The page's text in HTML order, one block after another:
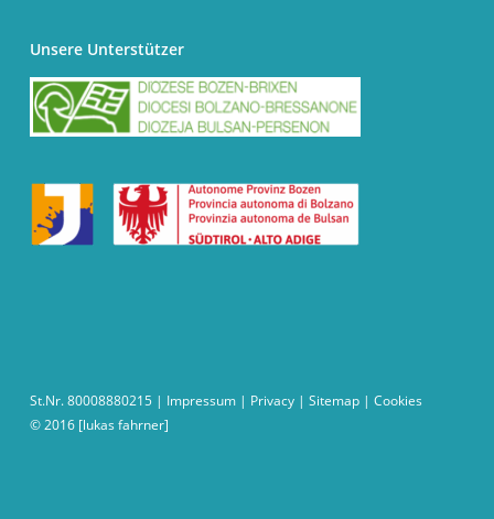
Unsere Unterstützer
St.Nr. 80008880215 | Impressum| Privacy| Sitemap| Cookies
© 2016 [lukas fahrner]